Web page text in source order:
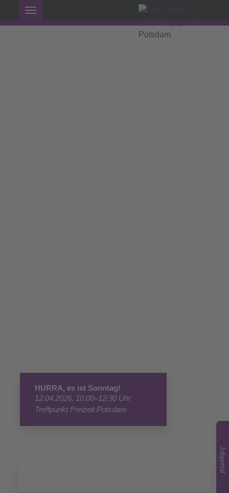
HURRA, es ist Sonntag!
12.04.2026, 10:00–12:30 Uhr
Treffpunkt Freizeit Potsdam
Jobportal